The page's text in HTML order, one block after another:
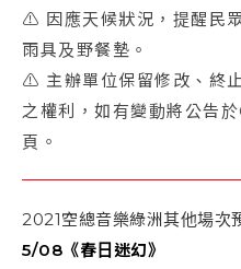
⚠ 因應天候狀況，提醒民
雨具及野餐墊。
⚠ 主辦單位保留修改、終
之權利，如有變動將公告
頁。
2021空總音樂綠洲其他場次
5/08《春日迷幻》